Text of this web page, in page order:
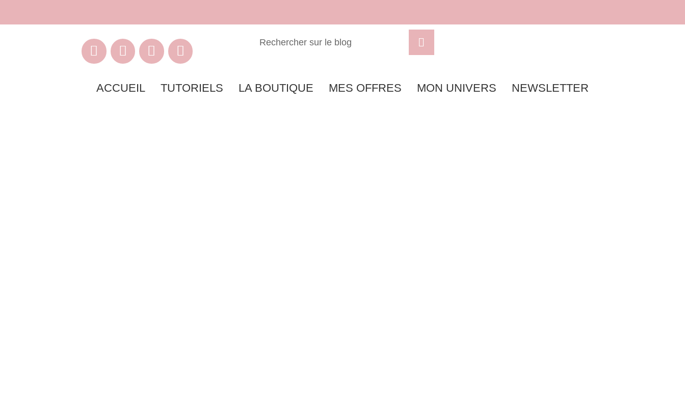
ACCUEIL TUTORIELS LA BOUTIQUE MES OFFRES MON UNIVERS NEWSLETTER